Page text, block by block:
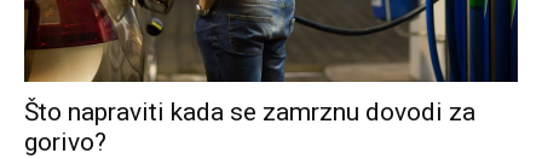
Što napraviti kada se zamrznu dovodi za
gorivo?